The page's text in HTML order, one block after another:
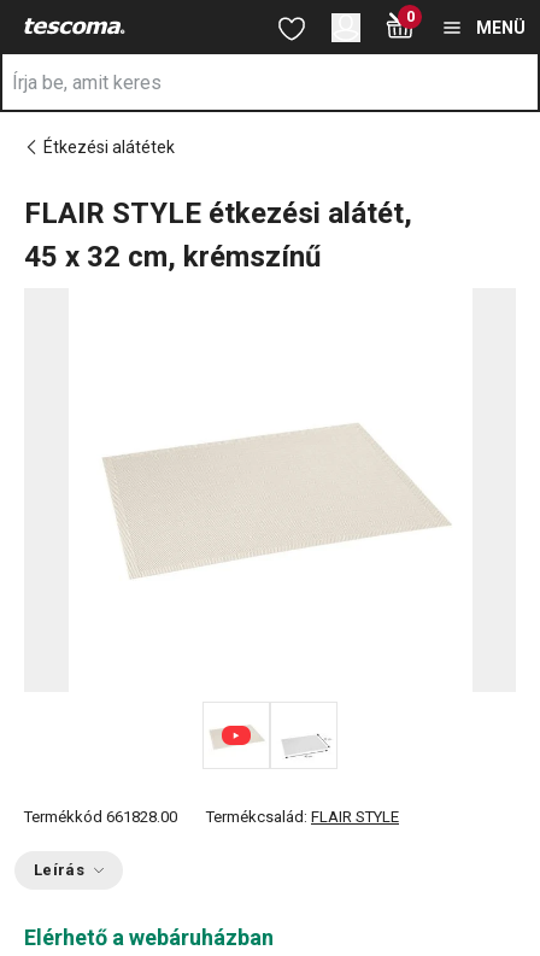
A FLAIR STYLE étkezési alátét, 45 x 32 cm, krémszínű oldalon
Ugrás a fő tartalomhoz
Ugrás a kereséshez
Ugrás a navigációhoz 0
MENÜ
Étkezési alátétek
FLAIR STYLE étkezési alátét,
45 x 32 cm, krémszínű
Termékkód 661828.00 Termékcsalád: FLAIR STYLE
Leírás
Elérhető a webáruházban